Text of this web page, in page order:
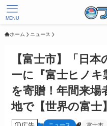
MENU
ホーム ニュース
【富士市】「日
ーに『富士ヒノ
を寄贈！年間来場
地で【世界の富士